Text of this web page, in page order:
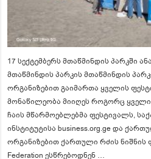
17 სექტემბერს მთაწმინდის პარკში
მთაწმინდის პარკის მთაწმინდის
ორგანიზებით გაიმართა ყველის
მონაწილეობა მიიღეს როგორც
ჩაის მწარმოებლებმა ფესტივალს,
ინსტიტუტისა business.org.ge და
ორგანიზებით ქართული რძის ნიშნის
Federation ესწრებოდნენ …